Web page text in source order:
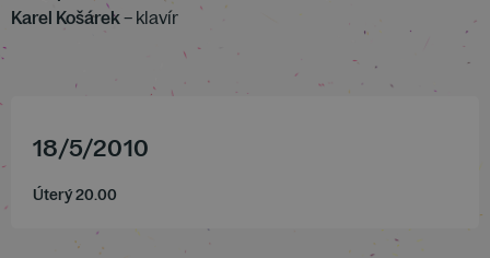
Karel Košárek– klavír
18/5/2010
Úterý 20.00